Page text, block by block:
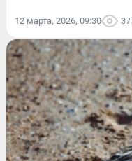
12 марта, 2026, 09:30